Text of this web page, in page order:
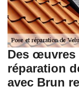
Des œuvres
réparation
avec Brun